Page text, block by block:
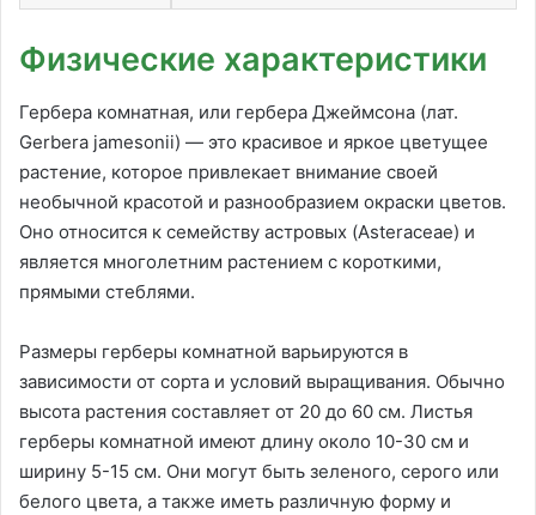
Физические характеристики
Гербера комнатная, или гербера Джеймсона (лат.
Gerbera jamesonii) — это красивое и яркое цветущее
растение, которое привлекает внимание своей
необычной красотой и разнообразием окраски цветов.
Оно относится к семейству астровых (Asteraceae) и
является многолетним растением с короткими,
прямыми стеблями.
Размеры герберы комнатной варьируются в
зависимости от сорта и условий выращивания. Обычно
высота растения составляет от 20 до 60 см. Листья
герберы комнатной имеют длину около 10-30 см и
ширину 5-15 см. Они могут быть зеленого, серого или
белого цвета, а также иметь различную форму и